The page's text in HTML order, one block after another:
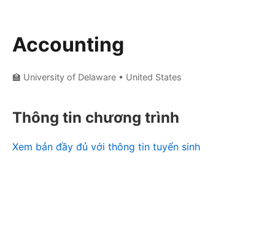
Accounting
🏫 University of Delaware • United States
Thông tin chương trình
Xem bản đầy đủ với thông tin tuyển sinh